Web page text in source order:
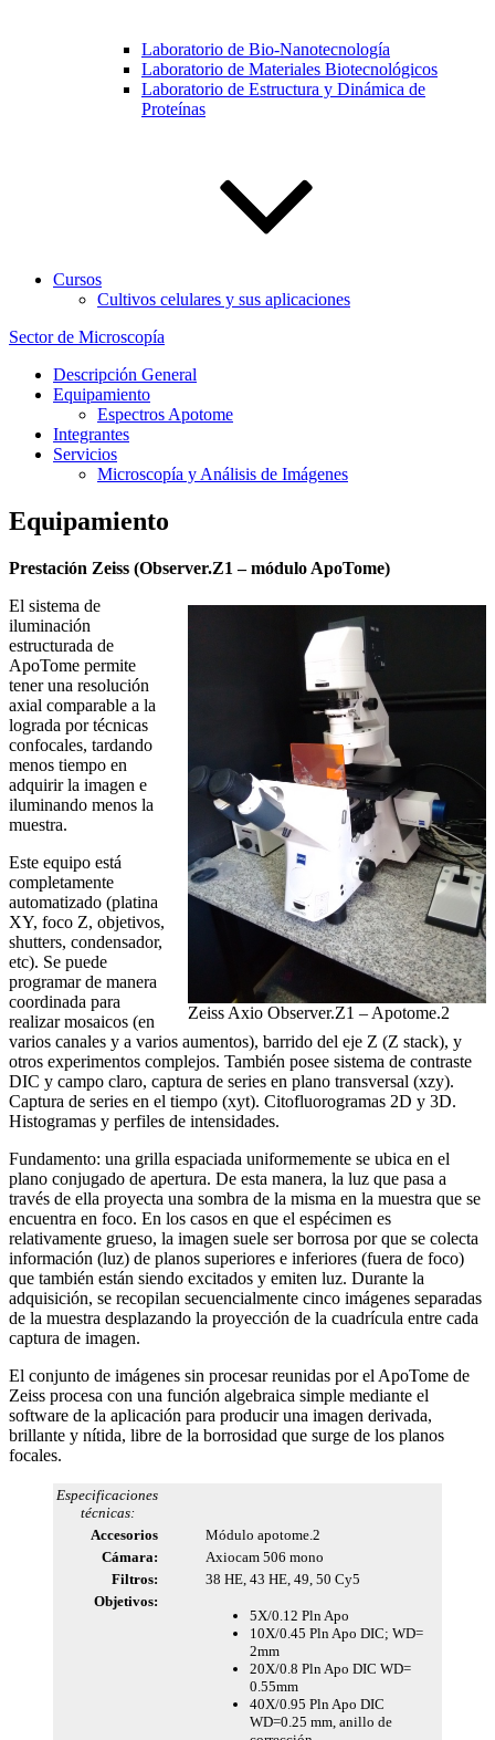
Laboratorio de Bio-Nanotecnología
Laboratorio de Materiales Biotecnológicos
Laboratorio de Estructura y Dinámica de
Proteínas
Cursos
Cultivos celulares y sus aplicaciones
Sector de Microscopía
Descripción General
Equipamiento
Espectros Apotome
Integrantes
Servicios
Microscopía y Análisis de Imágenes
Equipamiento
Prestación Zeiss (Observer.Z1 – módulo ApoTome)
Zeiss Axio Observer.Z1 – Apotome.2
El sistema de
iluminación
estructurada de
ApoTome permite
tener una resolución
axial comparable a la
lograda por técnicas
confocales, tardando
menos tiempo en
adquirir la imagen e
iluminando menos la
muestra.
Este equipo está
completamente
automatizado (platina
XY, foco Z, objetivos,
shutters, condensador,
etc). Se puede
programar de manera
coordinada para
realizar mosaicos (en
varios canales y a varios aumentos), barrido del eje Z (Z stack), y
otros experimentos complejos. También posee sistema de contraste
DIC y campo claro, captura de series en plano transversal (xzy).
Captura de series en el tiempo (xyt). Citofluorogramas 2D y 3D.
Histogramas y perfiles de intensidades.
Fundamento: una grilla espaciada uniformemente se ubica en el
plano conjugado de apertura. De esta manera, la luz que pasa a
través de ella proyecta una sombra de la misma en la muestra que se
encuentra en foco. En los casos en que el espécimen es
relativamente grueso, la imagen suele ser borrosa por que se colecta
información (luz) de planos superiores e inferiores (fuera de foco)
que también están siendo excitados y emiten luz. Durante la
adquisición, se recopilan secuencialmente cinco imágenes separadas
de la muestra desplazando la proyección de la cuadrícula entre cada
captura de imagen.
El conjunto de imágenes sin procesar reunidas por el ApoTome de
Zeiss procesa con una función algebraica simple mediante el
software de la aplicación para producir una imagen derivada,
brillante y nítida, libre de la borrosidad que surge de los planos
focales.
Especificaciones
técnicas:
Accesorios
Módulo apotome.2
Cámara:
Axiocam 506 mono
Filtros:
38 HE, 43 HE, 49, 50 Cy5
Objetivos:
5X/0.12 Pln Apo
10X/0.45 Pln Apo DIC; WD=
2mm
20X/0.8 Pln Apo DIC WD=
0.55mm
40X/0.95 Pln Apo DIC
WD=0.25 mm, anillo de